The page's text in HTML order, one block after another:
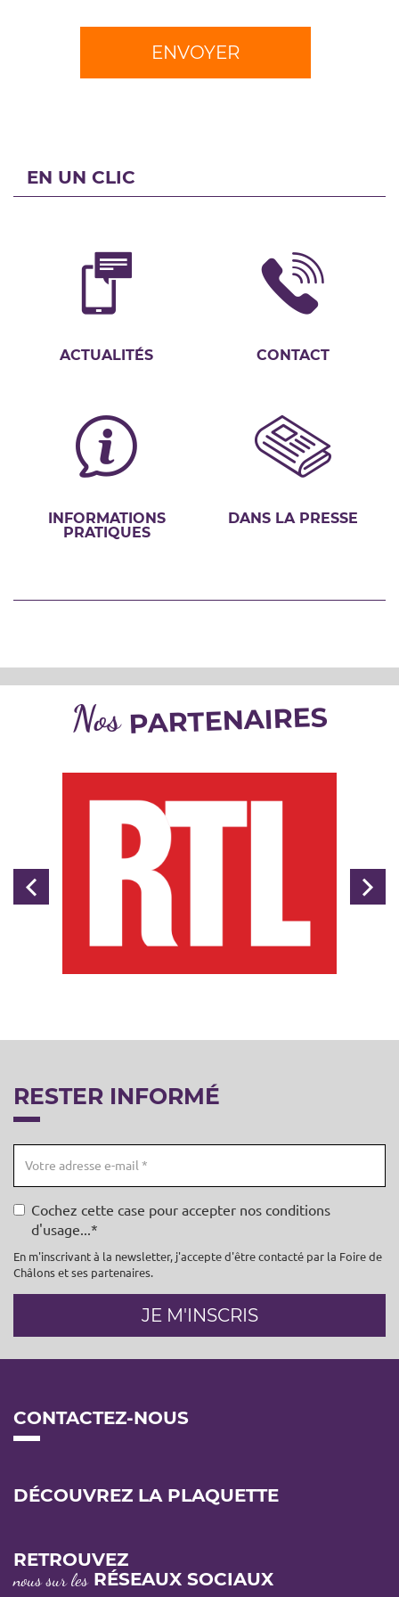
ENVOYER
EN UN CLIC
ACTUALITÉS CONTACT
INFORMATIONS
PRATIQUES
DANS LA PRESSE
Nos PARTENAIRES
Précédent
RESTER INFORMÉ
Cochez cette case pour accepter nos conditions
d'usage...
En m'inscrivant à la newsletter, j'accepte d'être contacté par la Foire de
Châlons et ses partenaires.
JE M'INSCRIS
CONTACTEZ-NOUS
DÉCOUVREZ LA PLAQUETTE
RETROUVEZ
nous sur lesRÉSEAUX SOCIAUX